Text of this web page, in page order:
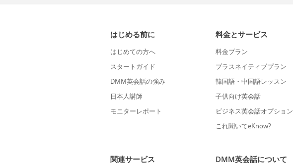
はじめる前に
はじめての方へ
スタートガイド
DMM英会話の強み
日本人講師
モニターレポート
料金とサービス
料金プラン
プラスネイティブプラン
韓国語・中国語レッスン
子供向け英会話
ビジネス英会話オプション
これ聞いてeKnow?
関連サービス DMM英会話について